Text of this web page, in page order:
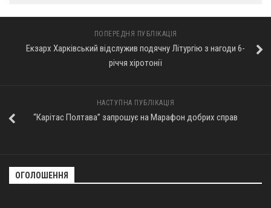
ПОПЕРЕДНЯ ПУБЛІКАЦІЯ
Екзарх Харківський відслужив подячну Літургію з нагоди 6-
річчя хіротонії
НАСТУПНА ПУБЛІКАЦІЯ
“Карітас Полтава” запрошує на Марафон добрих справ
ОГОЛОШЕННЯ